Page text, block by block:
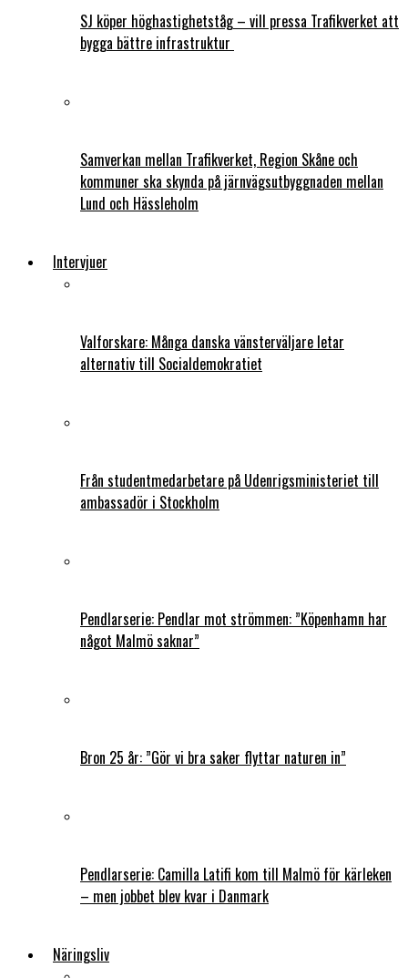
SJ köper höghastighetståg – vill pressa Trafikverket att
bygga bättre infrastruktur
Samverkan mellan Trafikverket, Region Skåne och
kommuner ska skynda på järnvägsutbyggnaden mellan
Lund och Hässleholm
Intervjuer
Valforskare: Många danska vänsterväljare letar
alternativ till Socialdemokratiet
Från studentmedarbetare på Udenrigsministeriet till
ambassadör i Stockholm
Pendlarserie: Pendlar mot strömmen: ”Köpenhamn har
något Malmö saknar”
Bron 25 år: ”Gör vi bra saker flyttar naturen in”
Pendlarserie: Camilla Latifi kom till Malmö för kärleken
– men jobbet blev kvar i Danmark
Näringsliv